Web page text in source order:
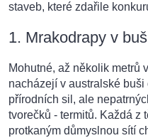
staveb, které zdařile
1. Mrakodrapy v
Mohutné, až několik metrů
nacházejí v australské
přírodních sil, ale
tvorečků - termitů. Každá z
protkaným důmyslnou sítí